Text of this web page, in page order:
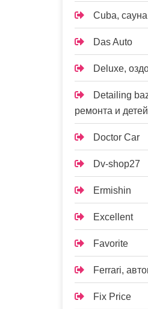
Cuba, сауна
Das Auto
Deluxe,
Detailing
ремонта и
Doctor Car
Dv-shop27
Ermishin
Excellent
Favorite
Ferrari,
Fix Price